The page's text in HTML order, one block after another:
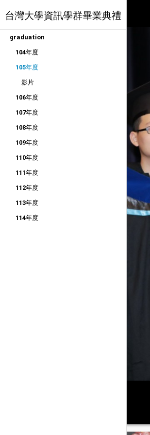
台灣大學資訊學群畢業典禮
graduation
104年度
105年度
影片
106年度
107年度
108年度
109年度
110年度
111年度
112年度
113年度
114年度